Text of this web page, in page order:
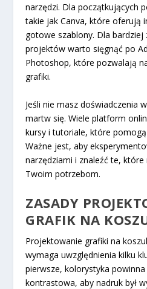
narzędzi. Dla początkujących
takie jak Canva, które oferują
gotowe szablony. Dla bardziej
projektów warto sięgnąć po
Photoshop, które pozwalają
grafiki.
Jeśli nie masz doświadczenia
martw się. Wiele platform
kursy i tutoriale, które
Ważne jest, aby
narzędziami i znaleźć te,
Twoim potrzebom.
ZASADY
GRAFIK NA
Projektowanie grafiki na
wymaga uwzględnienia kilku
pierwsze, kolorystyka
kontrastowa, aby nadruk był